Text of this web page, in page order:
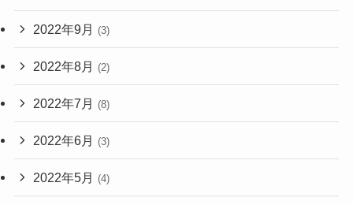
2022年9月 (3)
2022年8月 (2)
2022年7月 (8)
2022年6月 (3)
2022年5月 (4)